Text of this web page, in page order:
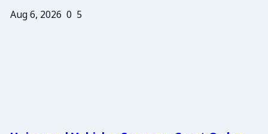
Aug 6, 2026 0 5